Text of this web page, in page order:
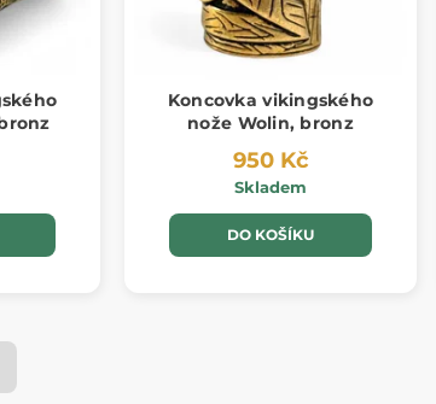
Koncovka vikingského
nože Wolin, bronz
950 Kč
Skladem
DO KOŠÍKU